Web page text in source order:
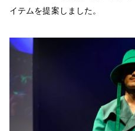
イテムを提案しました。